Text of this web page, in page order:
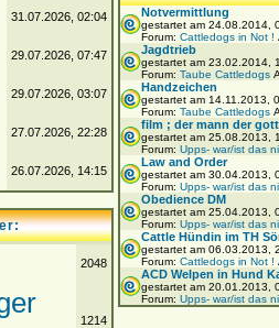
31.07.2026, 02:04
29.07.2026, 07:47
29.07.2026, 03:07
27.07.2026, 22:28
26.07.2026, 14:15
2048
1214
Notvermittlung
gestartet am 24.08.2014,
Forum: Cattledogs in Not !
Jagdtrieb
gestartet am 23.02.2014,
Forum: Taube Cattledogs
Handzeichen
gestartet am 14.11.2013,
Forum: Taube Cattledogs
film ; der mann der gott
gestartet am 25.08.2013,
Forum: Upps- war/ist das
Law and Order
gestartet am 30.04.2013,
Forum: Upps- war/ist das
Obedience DM
gestartet am 25.04.2013,
Forum: Upps- war/ist das
Cattle Hündin im TH
gestartet am 06.03.2013,
Forum: Cattledogs in Not !
ACD Welpen in Hund
gestartet am 20.01.2013,
Forum: Upps- war/ist das